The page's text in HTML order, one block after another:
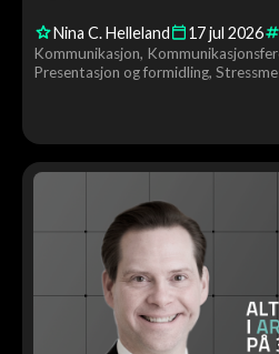
får konkrete råd og en live
underveis.
Nina C. Helleland 17jul 2026
Kommunikasjon
Presentasjon og formidling